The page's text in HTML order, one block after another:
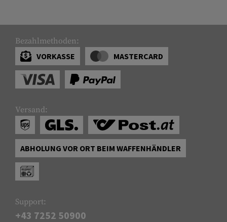
Bezahlmethoden:
VORKASSE
MASTERCARD
Versand:
ABHOLUNG VOR ORT BEIM WAFFENHÄNDLER
Support:
+43 7252 50900